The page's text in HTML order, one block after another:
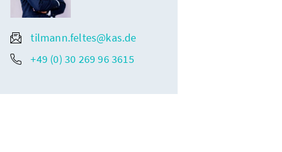
tilmann.feltes@kas.de
+49 (0) 30 269 96 3615